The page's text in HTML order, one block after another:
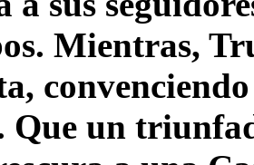
Mientras,
Que un